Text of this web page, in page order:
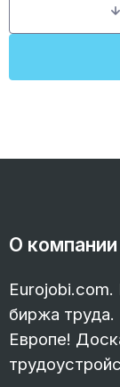
О компании
Eurojobi.com.
биржа труда.
Европе!